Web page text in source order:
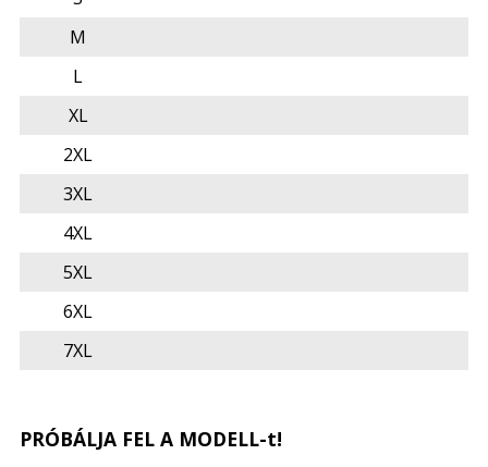
M
L
XL
2XL
3XL
4XL
5XL
6XL
7XL
PRÓBÁLJA FEL A MODELL-t!